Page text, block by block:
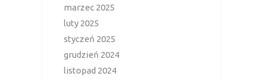
marzec 2025
luty 2025
styczeń 2025
grudzień 2024
listopad 2024